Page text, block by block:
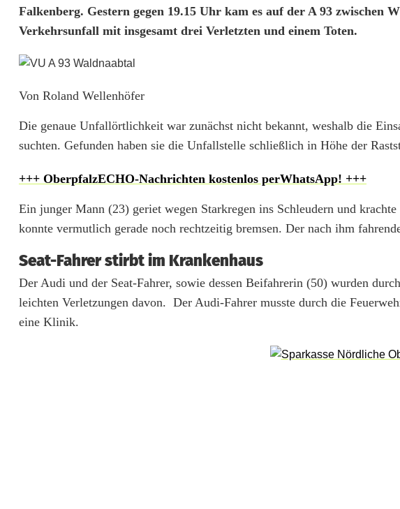
C
r
a
s
h
a
u
d
e
r
A
9
Falkenberg. Gestern gegen 19.15 Uhr kam es auf der A 93 zwischen
Verkehrsunfall mit insgesamt drei Verletzten und einem Toten.
Von Roland Wellenhöfer
Die genaue Unfallörtlichkeit war zunächst nicht bekannt, weshalb die
suchten. Gefunden haben sie die Unfallstelle schließlich in Höhe der
+++ OberpfalzECHO-Nachrichten kostenlos perWhatsApp! +++
Ein junger Mann (23) geriet wegen Starkregen ins Schleudern und
konnte vermutlich gerade noch rechtzeitig bremsen. Der nach ihm
Seat-Fahrer stirbt im Krankenhaus
Der Audi und der Seat-Fahrer, sowie dessen Beifahrerin (50) wurden
leichten Verletzungen davon. Der Audi-Fahrer musste durch die
eine Klinik.